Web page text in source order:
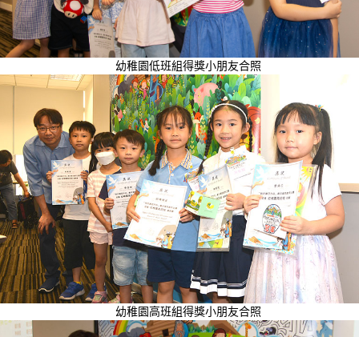
幼稚園低班組得獎小朋友合照
幼稚園高班組得獎小朋友合照